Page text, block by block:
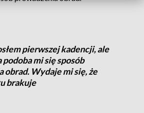
pierwszej kadencji, ale
podoba mi się sposób
obrad. Wydaje mi się, że
brakuje